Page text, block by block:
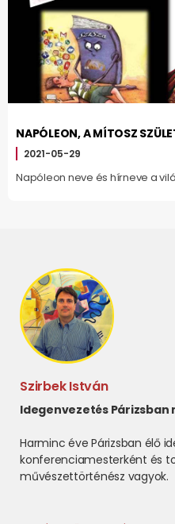
NAPÓLEON, A MÍTOSZ
2021-05-29
Napóleon neve és hírneve a
Szirbek István
Idegenvezetés
Harminc éve Párizsban élő
konferenciamesterként és
művészettörténész vagyok.